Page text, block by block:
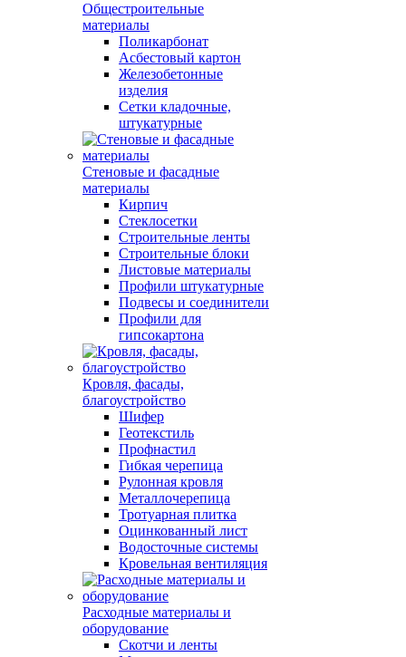
Общестроительные
материалы
Поликарбонат
Асбестовый картон
Железобетонные
изделия
Сетки кладочные,
штукатурные
Стеновые и фасадные
материалы
Кирпич
Стеклосетки
Строительные ленты
Строительные блоки
Листовые материалы
Профили штукатурные
Подвесы и соединители
Профили для
гипсокартона
Кровля, фасады,
благоустройство
Шифер
Геотекстиль
Профнастил
Гибкая черепица
Рулонная кровля
Металлочерепица
Тротуарная плитка
Оцинкованный лист
Водосточные системы
Кровельная вентиляция
Расходные материалы и
оборудование
Скотчи и ленты